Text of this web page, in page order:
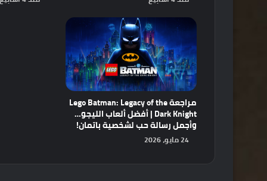
مراجعة Lego Batman: Legacy of the
Dark Knight | أفضل ألعاب الليجو…
وأجمل رسالة حب لشخصية باتمان!
24 مايو، 2026